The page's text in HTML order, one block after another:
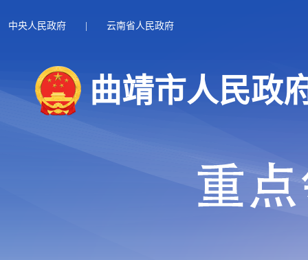
中央人民政府 | 云南省人民政府
曲靖市人民政